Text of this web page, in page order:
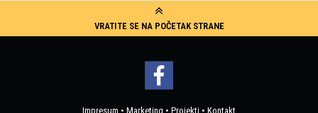
VRATITE SE NA POČETAK STRANE
Impresum • Marketing • Projekti • Kontakt